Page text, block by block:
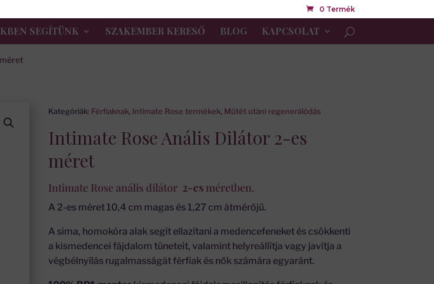
0 Termék
SEGÍTÜNK SZAKEMBER KERESŐ BLOG KAPCSOLAT
Kategóriák: Férfiaknak, Intimate Rose termékek, Műtét utáni regenerálódás
Intimate Rose Anális Dilátor 2-es
méret
Intimate Rose anális dilátor 2-es méretben.
A 2-es méret 10,4 cm magas és 1,27 cm átmérőjű.
A sima, homokóra alak segít ellazítani a medencefeneket és csökkenti
a kismedencei fájdalom tüneteit, valamint helyreállítja vagy javítja a
végbélnyílás rugalmasságát férfiak és nők számára egyaránt.